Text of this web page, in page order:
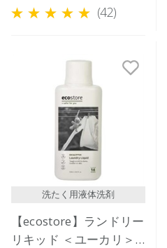
(42)
洗たく用液体洗剤
【ecostore】ランドリー
リキッド ＜ユーカリ＞